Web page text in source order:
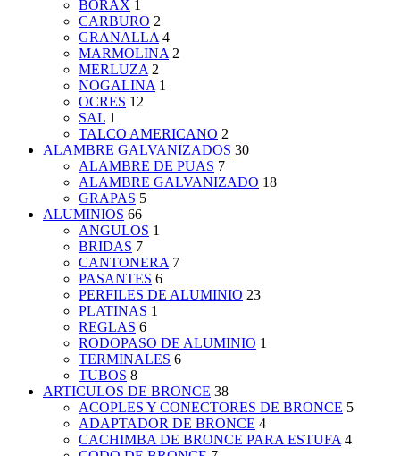
BORAX 1
CARBURO 2
GRANALLA 4
MARMOLINA 2
MERLUZA 2
NOGALINA 1
OCRES 12
SAL 1
TALCO AMERICANO 2
ALAMBRE GALVANIZADOS 30
ALAMBRE DE PUAS 7
ALAMBRE GALVANIZADO 18
GRAPAS 5
ALUMINIOS 66
ANGULOS 1
BRIDAS 7
CANTONERA 7
PASANTES 6
PERFILES DE ALUMINIO 23
PLATINAS 1
REGLAS 6
RODOPASO DE ALUMINIO 1
TERMINALES 6
TUBOS 8
ARTICULOS DE BRONCE 38
ACOPLES Y CONECTORES DE BRONCE 5
ADAPTADOR DE BRONCE 4
CACHIMBA DE BRONCE PARA ESTUFA 4